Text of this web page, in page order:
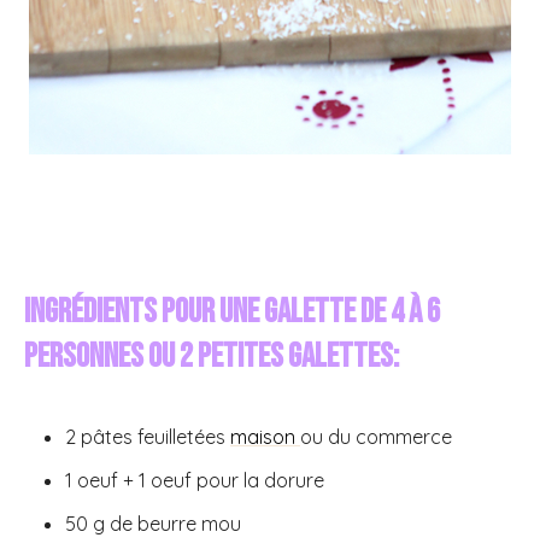
Ingrédients pour une Galette de 4 à 6
personnes ou 2 petites galettes:
2 pâtes feuilletées maison ou du commerce
1 oeuf + 1 oeuf pour la dorure
50 g de beurre mou